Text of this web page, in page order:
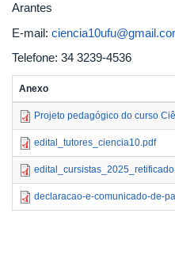
Arantes
E-mail:
Telefone: 34 3239-4536
Anexo
Projeto pedagógico do curso
edital_tutores_ciencia10.pdf
declaracao-e-comunicado-de-